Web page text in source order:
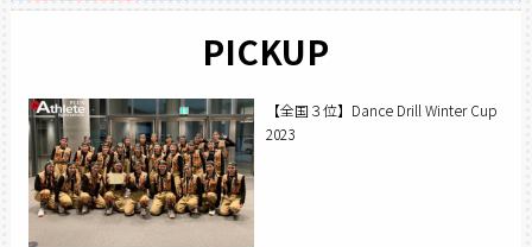
PICKUP
【全国３位】Dance Drill Winter Cup
2023